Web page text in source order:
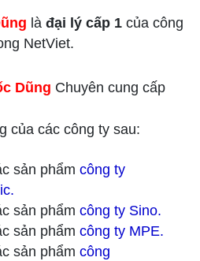
là đại lý cấp 1 của công
NetViet.
Dũng Chuyên cung cấp
của các công ty sau:
sản phẩm công ty
sản phẩm công ty Sino.
sản phẩm công ty MPE.
sản phẩm công